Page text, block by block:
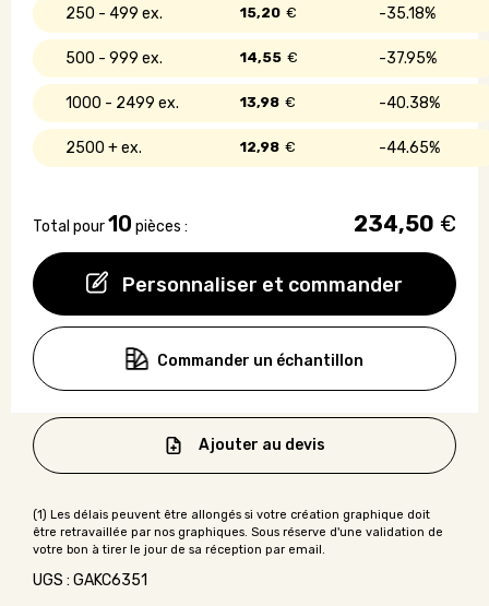
Personnaliser et commander
250 - 499 35.18%
15,20 €
500 - 999 37.95%
14,55 €
1000 - 2499 40.38%
13,98 €
2500 + 44.65%
12,98 €
Total pour10 pièces : 234,50 €
Commander un échantillon
Ajouter au devis
UGS : GAKC6351